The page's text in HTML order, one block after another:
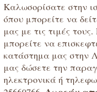
Καλωσορίσατε στην
όπου μπορείτε να
μας με τις τιμές
μπορείτε να
κατάστημα μας στην
μας δώσετε την
ηλεκτρονικά ή